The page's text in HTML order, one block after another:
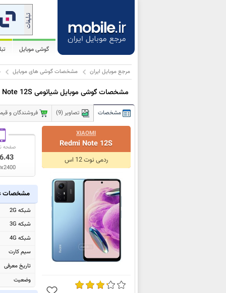
گوشی موبایل
مرجع موبایل ایران مشخصات گوشی های موبایل
مشخصات گوشی موبایل شیائومی Redmi Note 12S
مشخصات تصاویر (9) فروشندگان و
XIAOMI
Redmi Note 12S
ردمی نوت 12 اس
صفحه
6.43
مشخصات
شبکه 2G
شبکه 3G
شبکه 4G
سیم کارت
تاریخ معرفی
وضعیت